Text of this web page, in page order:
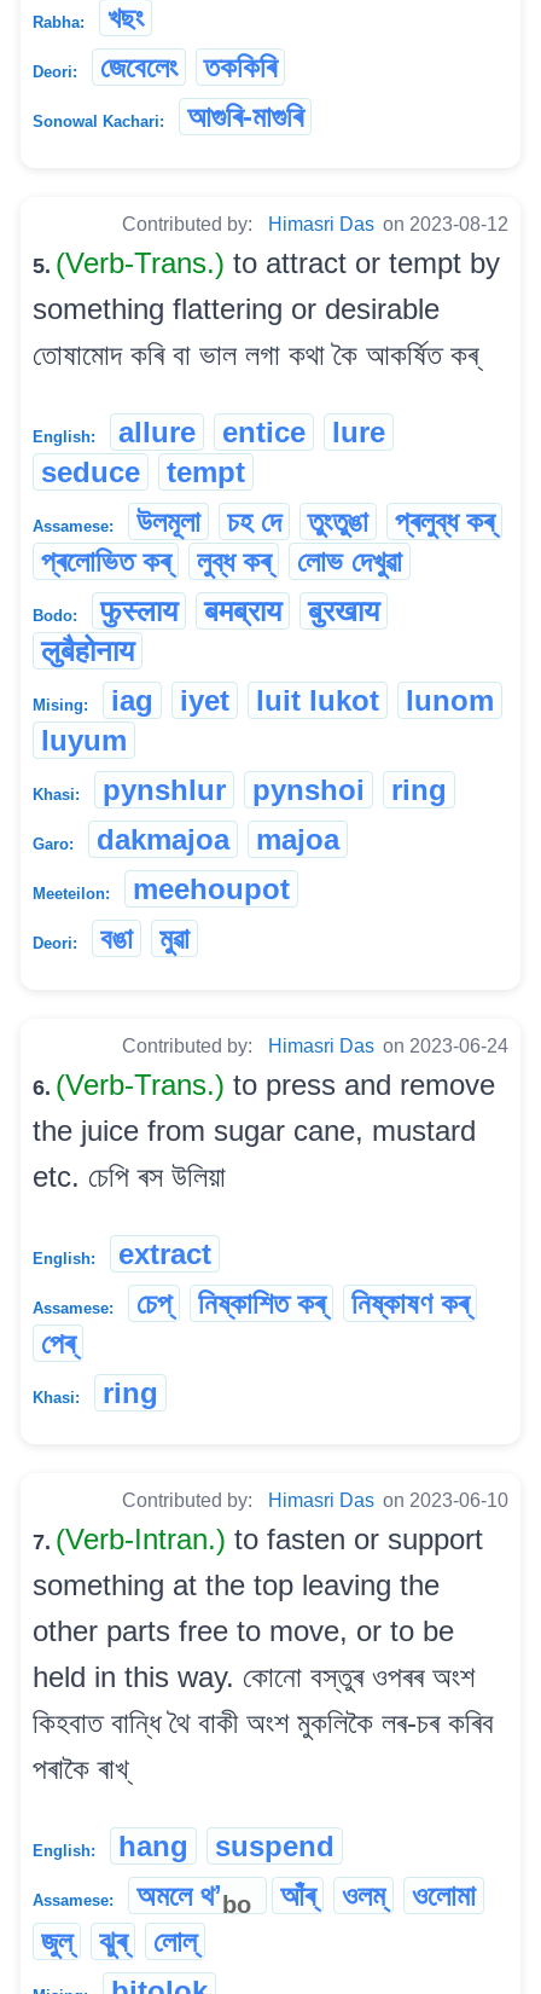
Rabha: খছং
Deori: জেবেলেং তককিৰি
Sonowal Kachari: আগুৰি-মাগুৰি
Contributed by: Himasri Das on 2023-08-12
5. (Verb-Trans.) to attract or tempt by
something flattering or desirable
তোষামোদ কৰি বা ভাল লগা কথা কৈ আকৰ্ষিত কৰ্
English: allure entice
lure
seduce
tempt
Assamese: উলমূলা চহ দে তুংতুঙা
প্ৰলুব্ধ কৰ্
প্ৰলোভিত কৰ্
লুব্ধ কৰ্ লোভ দেখুৱা
Bodo: फुस्लाय बमब्राय
बुरखाय
लुबैहोनाय
Mising: iag iyet luit lukot
lunom
luyum
Khasi: pynshlur pynshoi ring
Garo: dakmajoa majoa
Meeteilon: meehoupot
Deori: বঙা মুৱা
Contributed by: Himasri Das on 2023-06-24
6. (Verb-Trans.) to press and remove
the juice from sugar cane, mustard
etc. চেপি ৰস উলিয়া
English: extract
Assamese: চেপ্ নিষ্কাশিত কৰ্
নিষ্কাষণ কৰ্
পেৰ্
Khasi: ring
Contributed by: Himasri Das on 2023-06-10
7. (Verb-Intran.) to fasten or support
something at the top leaving the
other parts free to move, or to be
held in this way. কোনো বস্তুৰ ওপৰৰ অংশ
কিহবাত বান্ধি থৈ বাকী অংশ মুকলিকৈ লৰ-চৰ কৰিব
পৰাকৈ ৰাখ্
English: hang suspend
Assamese: অমলে থʼ bo আঁৰ্ ওলম্
ওলোমা
জুল্
ঝুৰ্ লোল্